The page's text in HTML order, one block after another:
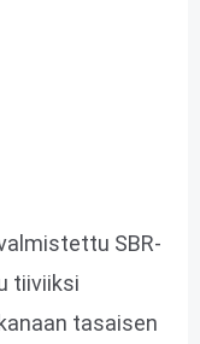
SBR-
tiiviiksi
tasaisen